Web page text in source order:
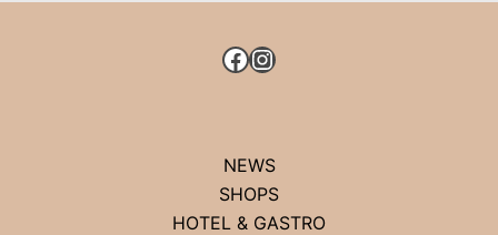
FACEBOOK
INSTAGRAM
NEWS
SHOPS
HOTEL & GASTRO